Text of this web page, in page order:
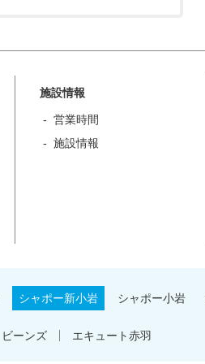
施設情報
営業時間
施設情報
シャポー新小岩 シャポー小岩
ビーンズ エキュート赤羽